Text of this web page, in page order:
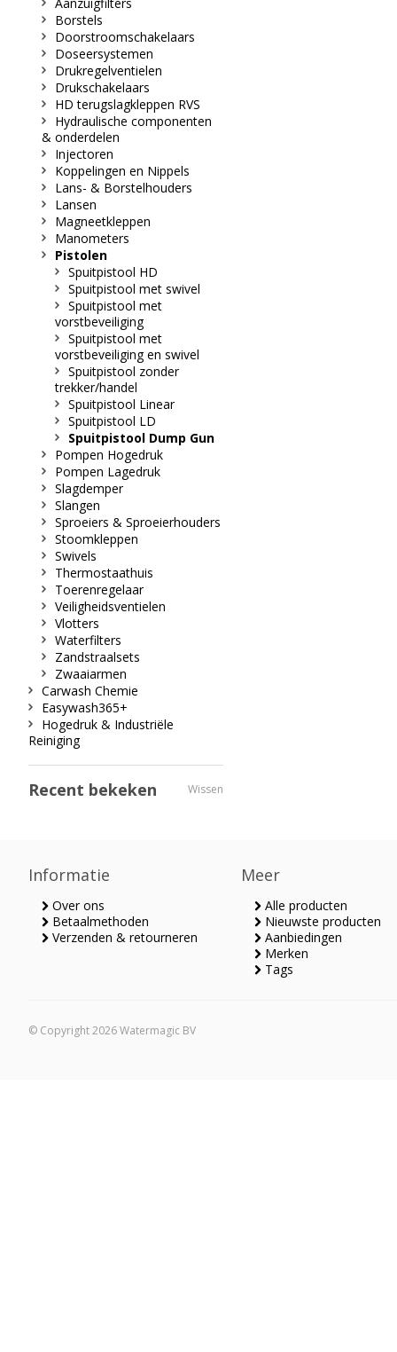
Borstels
Doorstroomschakelaars
Doseersystemen
Drukregelventielen
Drukschakelaars
HD terugslagkleppen RVS
Hydraulische componenten
& onderdelen
Injectoren
Koppelingen en Nippels
Lans- & Borstelhouders
Lansen
Magneetkleppen
Manometers
Pistolen
Spuitpistool HD
Spuitpistool met swivel
Spuitpistool met
vorstbeveiliging
Spuitpistool met
vorstbeveiliging en swivel
Spuitpistool zonder
trekker/handel
Spuitpistool Linear
Spuitpistool LD
Spuitpistool Dump Gun
Pompen Hogedruk
Pompen Lagedruk
Slagdemper
Slangen
Sproeiers & Sproeierhouders
Stoomkleppen
Swivels
Thermostaathuis
Toerenregelaar
Veiligheidsventielen
Vlotters
Waterfilters
Zandstraalsets
Zwaaiarmen
Carwash Chemie
Easywash365+
Hogedruk & Industriële
Reiniging
Recent bekeken Wissen
Informatie
Over ons
Betaalmethoden
Verzenden & retourneren
Meer
Alle producten
Nieuwste producten
Aanbiedingen
Merken
Tags
© Copyright 2026 Watermagic BV